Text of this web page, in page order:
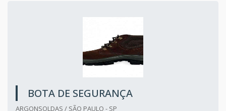
BOTA DE SEGURANÇA
ARGONSOLDAS / SÃO PAULO - SP